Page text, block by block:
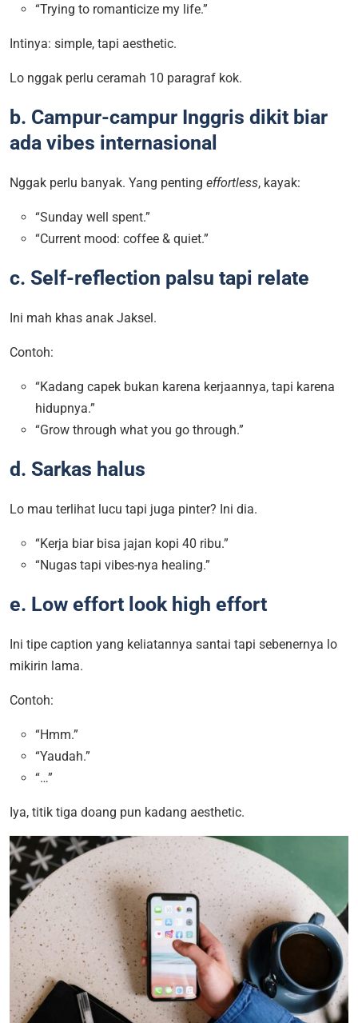
“Trying to romanticize my life.”
Intinya: simple, tapi aesthetic.
Lo nggak perlu ceramah 10 paragraf kok.
b. Campur-campur Inggris dikit biar
ada vibes internasional
Nggak perlu banyak. Yang penting effortless, kayak:
“Sunday well spent.”
“Current mood: coffee & quiet.”
c. Self-reflection palsu tapi relate
Ini mah khas anak Jaksel.
Contoh:
“Kadang capek bukan karena kerjaannya, tapi karena
hidupnya.”
“Grow through what you go through.”
d. Sarkas halus
Lo mau terlihat lucu tapi juga pinter? Ini dia.
“Kerja biar bisa jajan kopi 40 ribu.”
“Nugas tapi vibes-nya healing.”
e. Low effort look high effort
Ini tipe caption yang keliatannya santai tapi sebenernya lo
mikirin lama.
Contoh:
“Hmm.”
“Yaudah.”
“…”
Iya, titik tiga doang pun kadang aesthetic.